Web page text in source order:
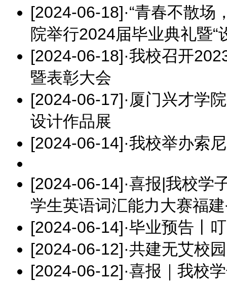
[2024-06-18]·“青春不散
院举行2024届毕业典礼暨
[2024-06-18]·我校召开
暨表彰大会
[2024-06-17]· 厦门兴才学
设计作品展
[2024-06-14]·我校举办索
[2024-06-14]·喜报|我校学
学生英语词汇能力大赛福
[2024-06-14]·毕业预告丨
[2024-06-12]·共建无艾校
[2024-06-12]·喜报｜我校